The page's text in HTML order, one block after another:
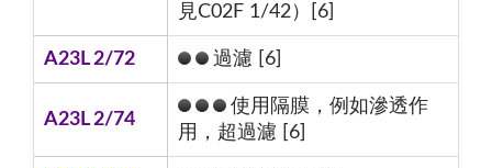
見C02F 1/42）[6]
A23L 2/72 過濾 [6]
A23L 2/74
使用隔膜，例如滲透作
用，超過濾 [6]